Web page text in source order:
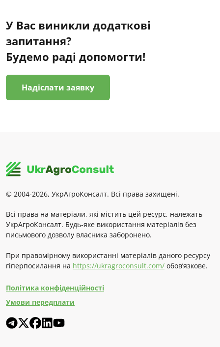
У Вас виникли додаткові
запитання?
Будемо раді допомогти!
Надіслати заявку
© 2004-2026, УкрАгроКонсалт. Всі права захищені.
Всі права на матеріали, які містить цей ресурс, належать
УкрАгроКонсалт. Будь-яке використання матеріалів без
письмового дозволу власника заборонено.
При правомірному використанні матеріалів даного ресурсу
гіперпосилання на https://ukragroconsult.com/ обов’язкове.
Політика конфіденційності
Умови передплати